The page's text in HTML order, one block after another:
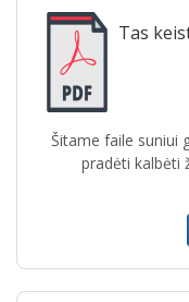
Tas
Šitame faile suniui
pradėti kalbėti